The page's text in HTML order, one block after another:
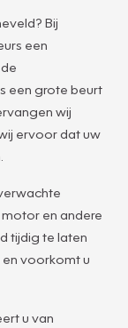
Bij
een
een grote beurt
wij
ervoor dat uw
en andere
tijdig te laten
voorkomt u
u van